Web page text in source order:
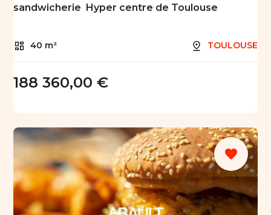
sandwicherie  Hyper centre de Toulouse
40 m² TOULOUSE
188 360,00 €
favorite